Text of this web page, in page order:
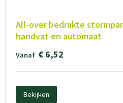
All-over bedrukte
handvat en automaat
Vanaf € 6,52
Bekijken